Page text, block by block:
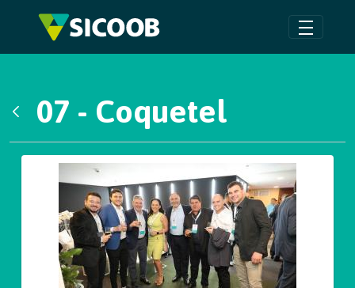
Pular para o Conteúdo principal
07 - Coquetel
Galeria de Mídias